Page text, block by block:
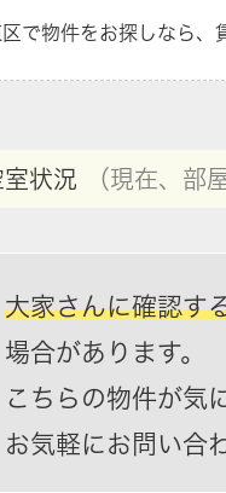
で物件をお探しなら、
室状況 （現在、部
大家さんに確認す
場合があります。
こちらの物件が気
お気軽にお問い合